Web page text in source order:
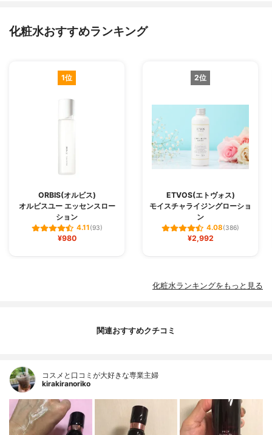
化粧水おすすめランキング
1位
ORBIS(オルビス)
オルビスユー エッセンスロー
ション
4.11(93)
¥980
2位
ETVOS(エトヴォス)
モイスチャライジングローショ
ン
4.08(386)
¥2,992
化粧水ランキングをもっと見る
関連おすすめクチコミ
コスメと口コミが大好きな専業主婦
kirakiranoriko